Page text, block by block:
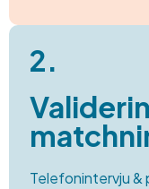
2.
Telefonintervju &